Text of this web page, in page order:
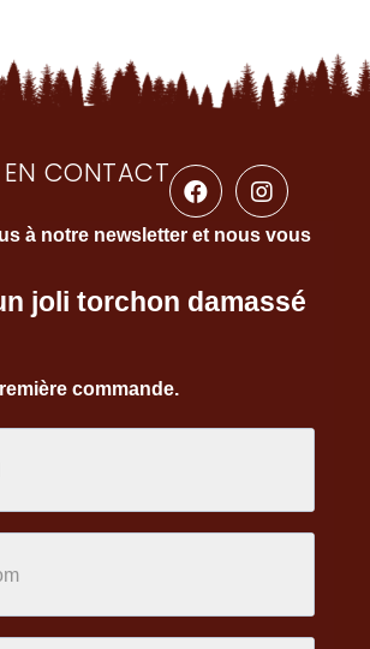
EN CONTACT
à notre newsletter et nous vous
joli torchon damassé
commande.